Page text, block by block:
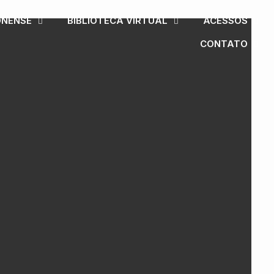
BIBLIOTECA VIRTUAL
ACESSOS
CONTATO